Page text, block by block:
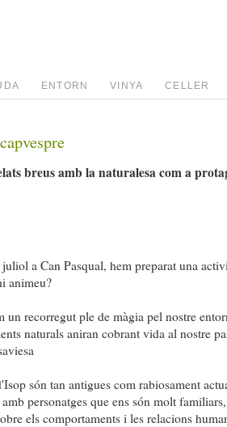
ENTORN VINYA CELLER
breus amb la naturalesa com a
a Can Pasqual, hem preparat una
animeu?
un recorregut ple de màgia pel nostre
naturals aniran cobrant vida al nostre
són tan antigues com rabiosament
personatges que ens són molt
els comportaments i les relacions